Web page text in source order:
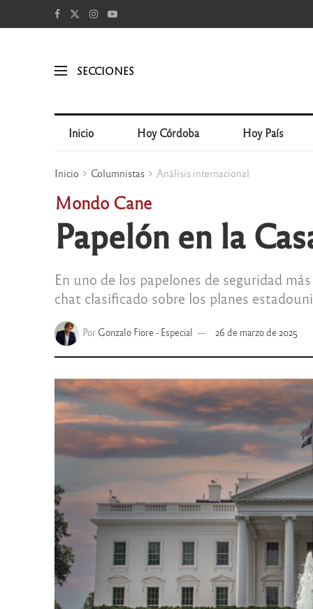
SECCIONES
Inicio Hoy Córdoba Hoy País
Inicio Columnistas Análisis internacional
Mondo Cane
Papelón en la
En uno de los papelones de seguridad
chat clasificado sobre los planes
Por Gonzalo Fiore - Especial 26 de marzo de 2025